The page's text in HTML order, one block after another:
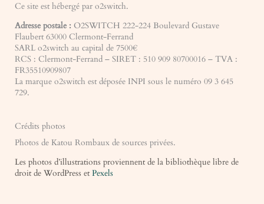
Ce site est hébergé par o2switch.
Adresse postale : O2SWITCH 222-224 Boulevard Gustave
Flaubert 63000 Clermont-Ferrand
SARL o2switch au capital de 7500€
RCS : Clermont-Ferrand – SIRET : 510 909 80700016 – TVA :
FR35510909807
La marque o2switch est déposée INPI sous le numéro 09 3 645
729.
Crédits photos
Photos de Katou Rombaux de sources privées.
Les photos d’illustrations proviennent de la bibliothèque libre de
droit de WordPress etPexels